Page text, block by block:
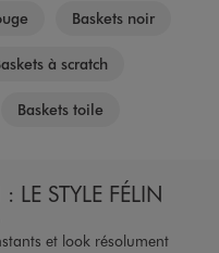
Baskets noir
à scratch
Baskets toile
LE STYLE FÉLIN
et look résolument